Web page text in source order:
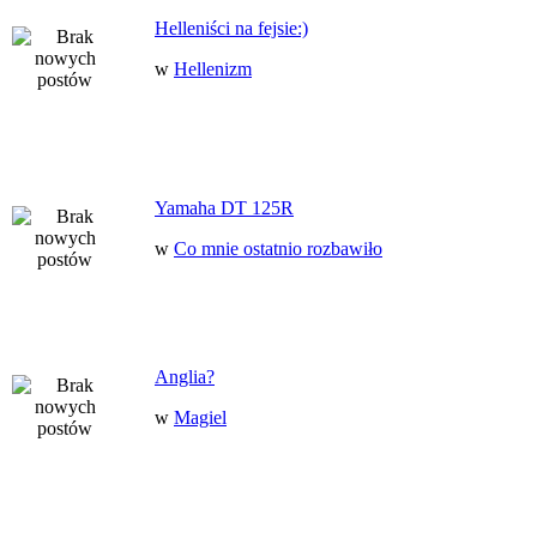
Helleniści na fejsie:)
w Hellenizm
Yamaha DT 125R
w Co mnie ostatnio rozbawiło
Anglia?
w Magiel